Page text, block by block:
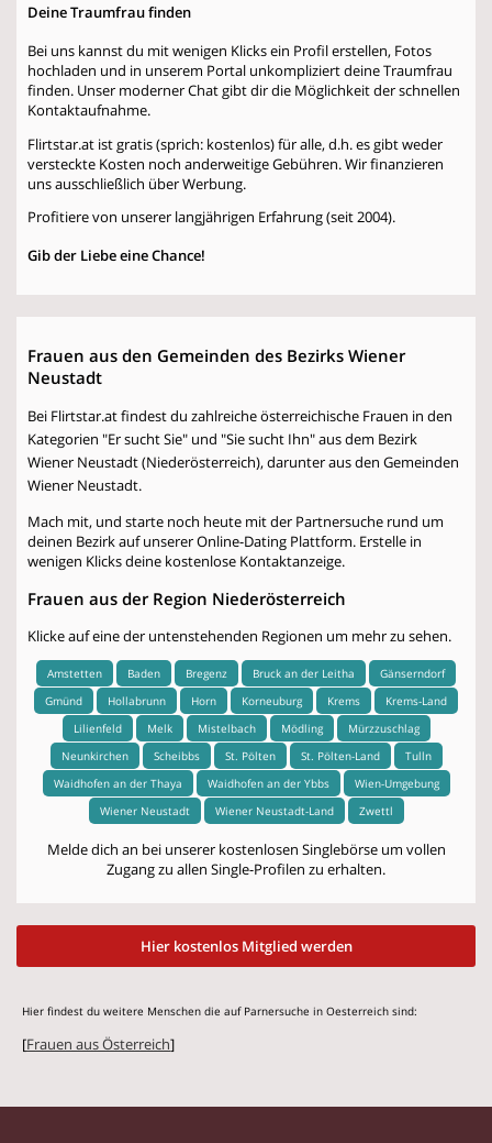
Deine Traumfrau finden
Bei uns kannst du mit wenigen Klicks ein Profil erstellen, Fotos
hochladen und in unserem Portal unkompliziert deine Traumfrau
finden. Unser moderner Chat gibt dir die Möglichkeit der schnellen
Kontaktaufnahme.
Flirtstar.at ist gratis (sprich: kostenlos) für alle, d.h. es gibt weder
versteckte Kosten noch anderweitige Gebühren. Wir finanzieren
uns ausschließlich über Werbung.
Profitiere von unserer langjährigen Erfahrung (seit 2004).
Gib der Liebe eine Chance!
Frauen aus den Gemeinden des Bezirks Wiener
Neustadt
Bei Flirtstar.at findest du zahlreiche österreichische Frauen in den
Kategorien "Er sucht Sie" und "Sie sucht Ihn" aus dem Bezirk
Wiener Neustadt (Niederösterreich), darunter aus den Gemeinden
Wiener Neustadt.
Mach mit, und starte noch heute mit der Partnersuche rund um
deinen Bezirk auf unserer Online-Dating Plattform. Erstelle in
wenigen Klicks deine kostenlose Kontaktanzeige.
Frauen aus der Region Niederösterreich
Klicke auf eine der untenstehenden Regionen um mehr zu sehen.
Amstetten Baden Bregenz Bruck an der Leitha
Gänserndorf
Gmünd
Hollabrunn Horn Korneuburg Krems
Krems-Land
Lilienfeld
Melk Mistelbach Mödling
Mürzzuschlag
Neunkirchen
Scheibbs St. Pölten St. Pölten-Land
Tulln
Waidhofen an der Thaya
Waidhofen an der Ybbs
Wien-Umgebung
Wiener Neustadt
Wiener Neustadt-Land Zwettl
Melde dich an bei unserer kostenlosen Singlebörse um vollen
Zugang zu allen Single-Profilen zu erhalten.
Hier kostenlos Mitglied werden
Hier findest du weitere Menschen die auf Parnersuche in Oesterreich sind:
[Frauen aus Österreich]